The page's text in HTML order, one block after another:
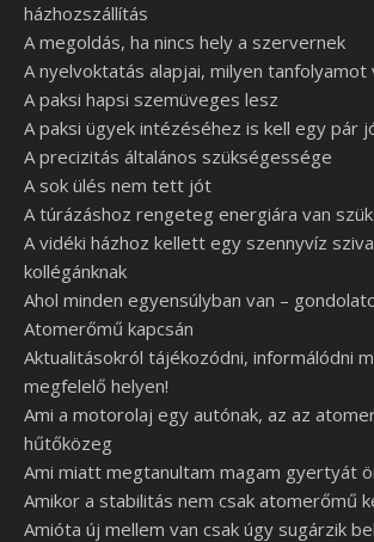
házhozszállítás
A megoldás, ha nincs hely a szervernek
A nyelvoktatás alapjai, milyen tanfolyamot
A paksi hapsi szemüveges lesz
A paksi ügyek intézéséhez is kell egy pár
A precizitás általános szükségessége
A sok ülés nem tett jót
A túrázáshoz rengeteg energiára van
A vidéki házhoz kellett egy szennyvíz
kollégánknak
Ahol minden egyensúlyban van –
Atomerőmű kapcsán
Aktualitásokról tájékozódni, informálódni
megfelelő helyen!
Ami a motorolaj egy autónak, az az
hűtőközeg
Ami miatt megtanultam magam gyertyát
Amikor a stabilitás nem csak atomerőmű
Amióta új mellem van csak úgy sugárzik